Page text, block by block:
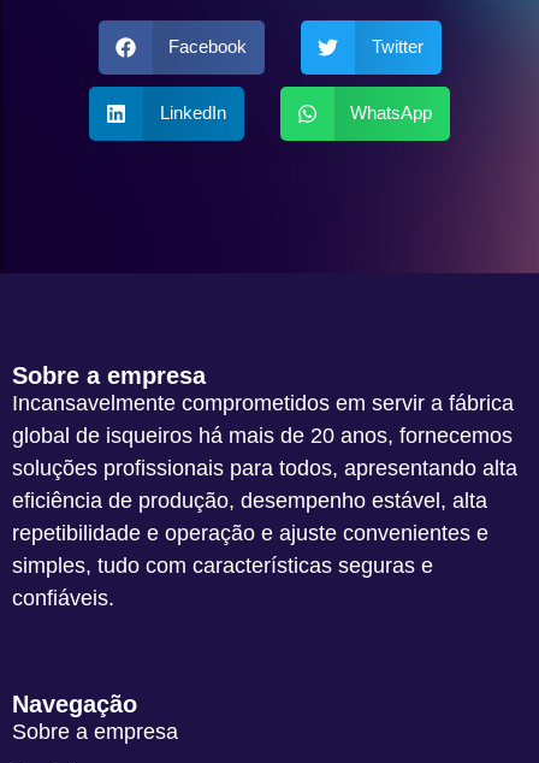
Facebook Twitter
LinkedIn WhatsApp
Sobre a empresa
Incansavelmente comprometidos em servir a fábrica
global de isqueiros há mais de 20 anos, fornecemos
soluções profissionais para todos, apresentando alta
eficiência de produção, desempenho estável, alta
repetibilidade e operação e ajuste convenientes e
simples, tudo com características seguras e
confiáveis.
Navegação
Sobre a empresa